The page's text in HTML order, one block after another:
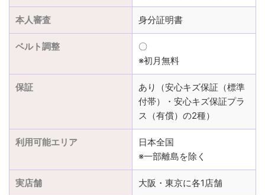
本人審査 身分証明書
ベルト調整
〇
※初月無料
保証
あり（安心キズ保証（標準
付帯）・安心キズ保証プラ
ス（有償）の2種）
利用可能エリア
日本全国
※一部離島を除く
実店舗 大阪・東京に各1店舗